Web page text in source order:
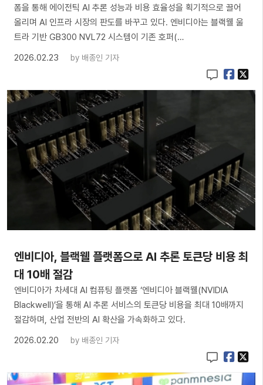
폼을 통해 에이전틱 AI 추론 성능과 비용 효율성을 획기적으로 끌어
올리며 AI 인프라 시장의 판도를 바꾸고 있다. 엔비디아는 블랙웰 울
트라 기반 GB300 NVL72 시스템이 기존 호퍼(…
2026.02.23
by 배종인 기자
엔비디아, 블랙웰 플랫폼으로 AI 추론 토큰당 비용 최
대 10배 절감
엔비디아가 차세대 AI 컴퓨팅 플랫폼 ‘엔비디아 블랙웰(NVIDIA
Blackwell)’을 통해 AI 추론 서비스의 토큰당 비용을 최대 10배까지
절감하며, 산업 전반의 AI 확산을 가속화하고 있다.
2026.02.20
by 배종인 기자